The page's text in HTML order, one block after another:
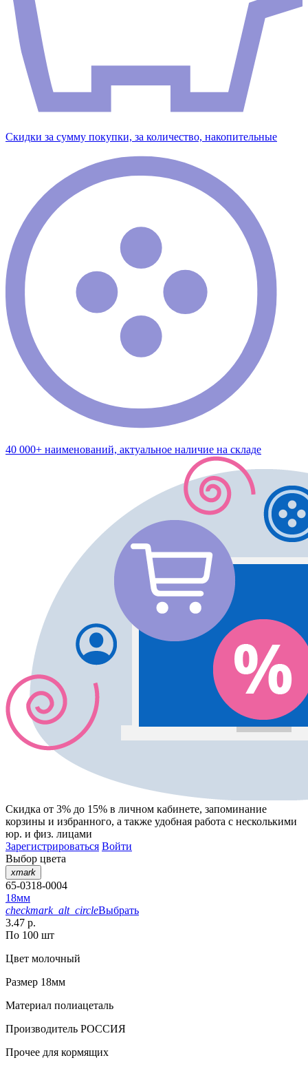
Скидки за сумму покупки, за количество, накопительные
40 000+ наименований, актуальное наличие на складе
Скидка от 3% до 15% в личном кабинете, запоминание
корзины и избранного, а также удобная работа с несколькими
юр. и физ. лицами
Зарегистрироваться Войти
Выбор цвета
xmark
65-0318-0004
18мм
checkmark_alt_circleВыбрать
3.47 р.
По 100 шт
Цвет молочный
Размер 18мм
Материал полиацеталь
Производитель РОССИЯ
Прочее для кормящих